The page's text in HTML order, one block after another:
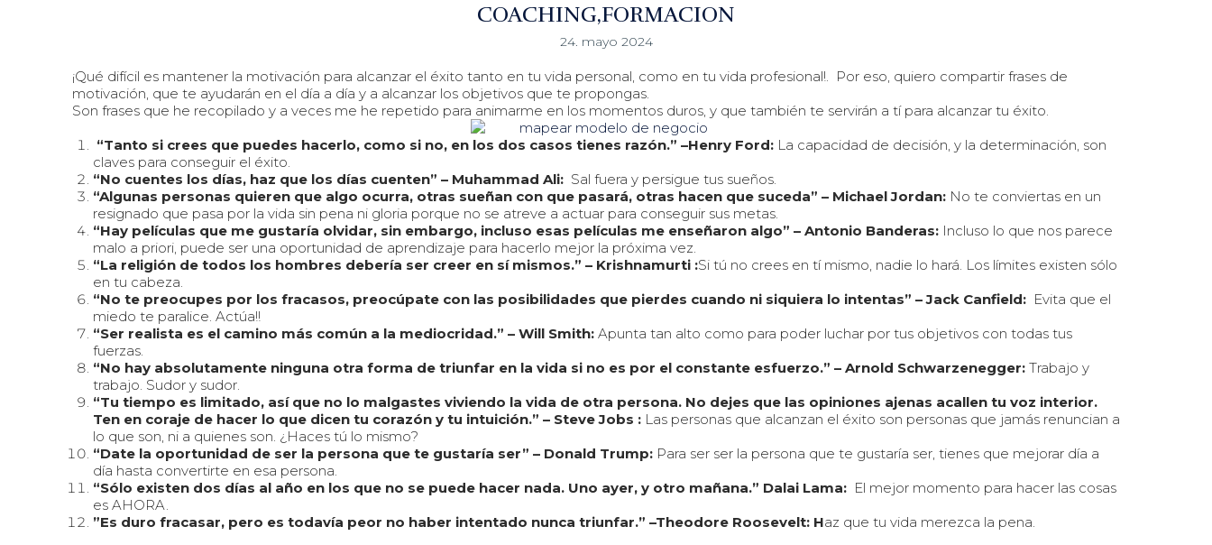
COACHING FORMACION
24. mayo 2024
¡Qué difícil es mantener la motivación para alcanzar el éxito tanto en tu vida personal, como en tu vida profesional!. Por eso, quiero compartir frases de
motivación, que te ayudarán en el día a día y a alcanzar los objetivos que te propongas.
Son frases que he recopilado y a veces me he repetido para animarme en los momentos duros, y que también te servirán a tí para alcanzar tu éxito.
“Tanto si crees que puedes hacerlo, como si no, en los dos casos tienes razón.” –Henry Ford: La capacidad de decisión, y la determinación, son
claves para conseguir el éxito.
“No cuentes los días, haz que los días cuenten” – Muhammad Ali: Sal fuera y persigue tus sueños.
“Algunas personas quieren que algo ocurra, otras sueñan con que pasará, otras hacen que suceda” – Michael Jordan: No te conviertas en un
resignado que pasa por la vida sin pena ni gloria porque no se atreve a actuar para conseguir sus metas.
“Hay películas que me gustaría olvidar, sin embargo, incluso esas películas me enseñaron algo” – Antonio Banderas: Incluso lo que nos parece
malo a priori, puede ser una oportunidad de aprendizaje para hacerlo mejor la próxima vez.
“La religión de todos los hombres debería ser creer en sí mismos.” – Krishnamurti :Si tú no crees en tí mismo, nadie lo hará. Los límites existen sólo
en tu cabeza.
“No te preocupes por los fracasos, preocúpate con las posibilidades que pierdes cuando ni siquiera lo intentas” – Jack Canfield: Evita que el
miedo te paralice. Actúa!!
“Ser realista es el camino más común a la mediocridad.” – Will Smith: Apunta tan alto como para poder luchar por tus objetivos con todas tus
fuerzas.
“No hay absolutamente ninguna otra forma de triunfar en la vida si no es por el constante esfuerzo.” – Arnold Schwarzenegger: Trabajo y
trabajo. Sudor y sudor.
“Tu tiempo es limitado, así que no lo malgastes viviendo la vida de otra persona. No dejes que las opiniones ajenas acallen tu voz interior.
Ten en coraje de hacer lo que dicen tu corazón y tu intuición.” – Steve Jobs : Las personas que alcanzan el éxito son personas que jamás renuncian a
lo que son, ni a quienes son. ¿Haces tú lo mismo?
“Date la oportunidad de ser la persona que te gustaría ser” – Donald Trump: Para ser ser la persona que te gustaría ser, tienes que mejorar día a
día hasta convertirte en esa persona.
“Sólo existen dos días al año en los que no se puede hacer nada. Uno ayer, y otro mañana.” Dalai Lama: El mejor momento para hacer las cosas
es AHORA.
”Es duro fracasar, pero es todavía peor no haber intentado nunca triunfar.” –Theodore Roosevelt: Haz que tu vida merezca la pena.